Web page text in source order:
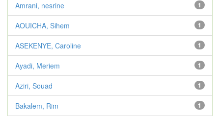
1
Amrani, nesrine
1
AOUICHA, Sihem
1
ASEKENYE, Caroline
1
Ayadi, Meriem
1
Aziri, Souad
1
Bakalem, Rim